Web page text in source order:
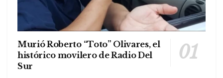
Murió Roberto “Toto” Olivares, el
histórico movilero de Radio Del
Sur